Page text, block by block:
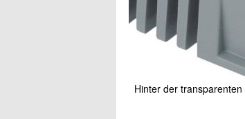
Hinter der